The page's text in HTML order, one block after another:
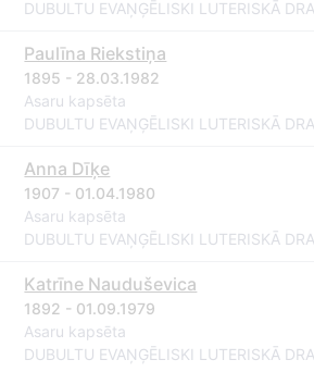
DUBULTU EVAŅĢĒLISKI LUTERISKĀ
Paulīna Riekstiņa
1895 - 28.03.1982
Asaru kapsēta
DUBULTU EVAŅĢĒLISKI LUTERISKĀ
Anna Dīķe
1907 - 01.04.1980
Asaru kapsēta
DUBULTU EVAŅĢĒLISKI LUTERISKĀ
Katrīne Nauduševica
1892 - 01.09.1979
Asaru kapsēta
DUBULTU EVAŅĢĒLISKI LUTERISKĀ